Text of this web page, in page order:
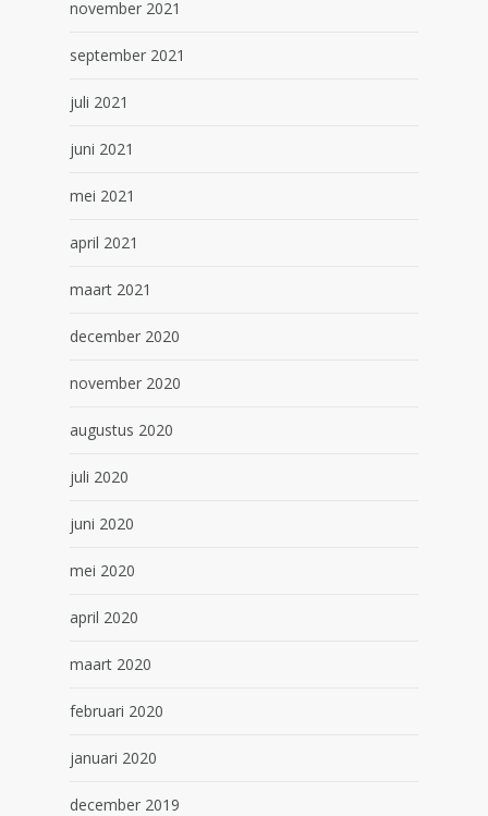
november 2021
september 2021
juli 2021
juni 2021
mei 2021
april 2021
maart 2021
december 2020
november 2020
augustus 2020
juli 2020
juni 2020
mei 2020
april 2020
maart 2020
februari 2020
januari 2020
december 2019